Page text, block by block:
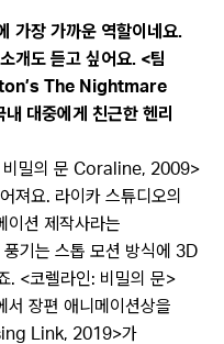
가장 가까운 역할이네요.
개도 듣고 싶어요. <팀
The Nightmare
대중에게 친근한 헨리
비밀의 문 Coraline, 2009>
져요. 라이카 스튜디오의
이션 제작사라는
기는 스톱 모션 방식에 3D
. <코렐라인: 비밀의 문>
장편 애니메이션상을
Link, 2019>가